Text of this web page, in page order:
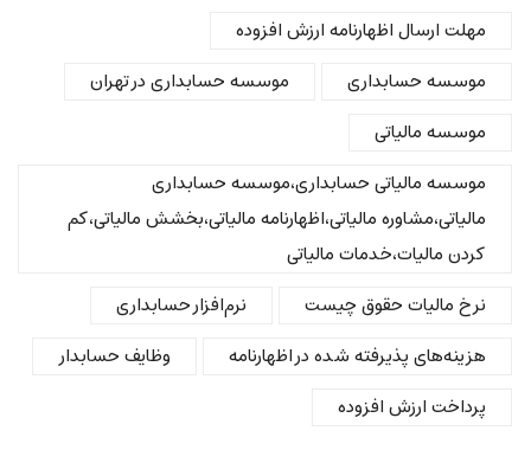
مهلت ارسال اظهارنامه ارزش افزوده
موسسه حسابداری
موسسه حسابداری در تهران
موسسه مالیاتی
موسسه مالیاتی حسابداری،موسسه حسابداری
مالیاتی،مشاوره مالیاتی،اظهارنامه مالیاتی،بخشش مالیاتی،کم
کردن مالیات،خدمات مالیاتی
نرخ مالیات حقوق چیست
نرم‌افزار حسابداری
هزینه‌های پذیرفته شده در اظهارنامه
وظایف حسابدار
پرداخت ارزش افزوده